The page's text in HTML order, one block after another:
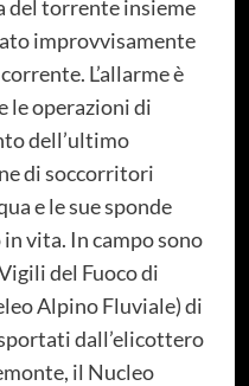
del torrente insieme
improvvisamente
L’allarme è
le operazioni di
dell’ultimo
di soccorritori
e le sue sponde
vita. In campo sono
del Fuoco di
Alpino Fluviale) di
dall’elicottero
il Nucleo